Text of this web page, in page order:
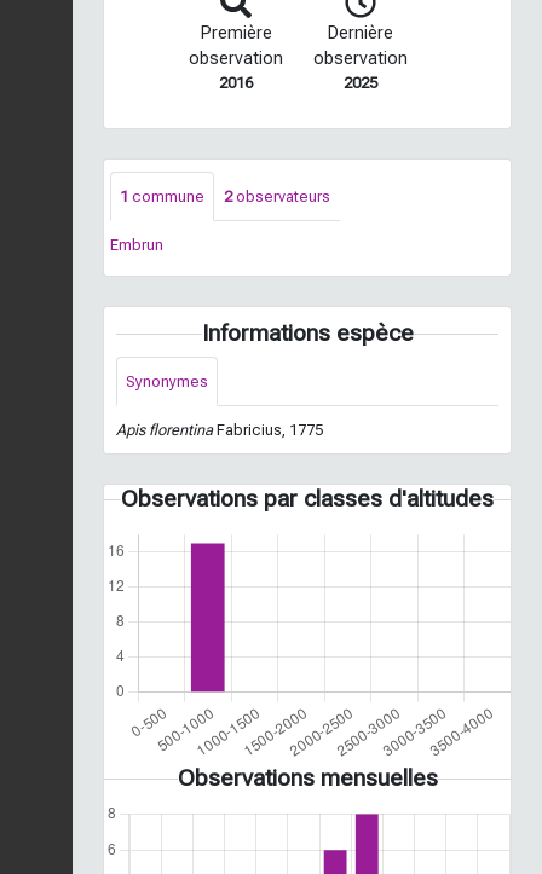
Première
observation
2016
Dernière
observation
2025
1 commune 2observateurs
Embrun
Informations espèce
Synonymes
Apis florentinaFabricius, 1775
Observations par classes d'altitudes
Observations mensuelles